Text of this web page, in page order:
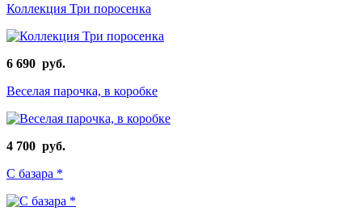
Коллекция Три поросенка
6 690 руб.
Веселая парочка, в коробке
4 700 руб.
С базара *